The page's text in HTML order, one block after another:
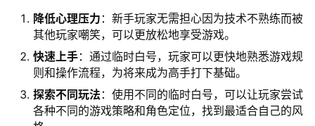
降低心理压力 ：新手玩家无需担心因为技术不熟练而被
其他玩家嘲笑，可以更放松地享受游戏。
快速上手：通过临时白号，玩家可以更快地熟悉游戏规
则和操作流程，为将来成为高手打下基础。
探索不同玩法 ：使用不同的临时白号，可以让玩家尝试
各种不同的游戏策略和角色定位，找到最适合自己的风